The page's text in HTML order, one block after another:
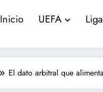
Inicio UEFA
El dato arbitral que